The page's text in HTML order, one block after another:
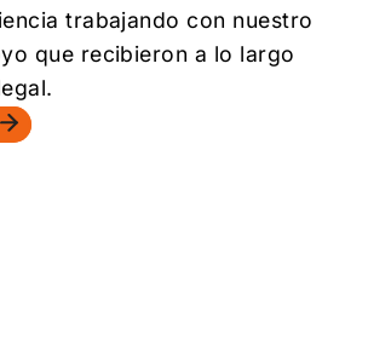
trabajando con nuestro
que recibieron a lo largo